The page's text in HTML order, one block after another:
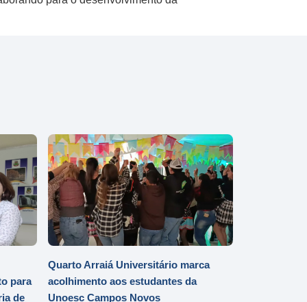
para
de
Quarto Arraiá Universitário marca
acolhimento aos estudantes da
Unoesc Campos Novos